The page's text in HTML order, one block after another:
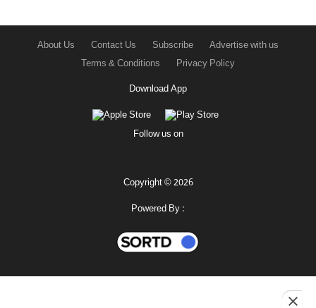
About Us Contact Us Subscribe
Advertise with us
Terms & Conditions
Privacy Policy
Download App
Follow us on
Copyright © 2026
Powered By :